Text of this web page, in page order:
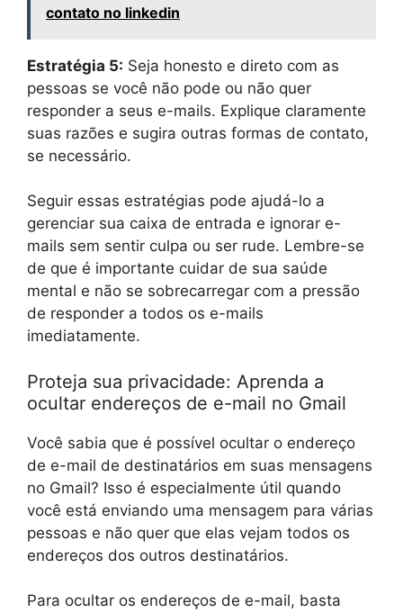
contato no linkedin
Estratégia 5: Seja honesto e direto com as
pessoas se você não pode ou não quer
responder a seus e-mails. Explique claramente
suas razões e sugira outras formas de contato,
se necessário.
Seguir essas estratégias pode ajudá-lo a
gerenciar sua caixa de entrada e ignorar e-
mails sem sentir culpa ou ser rude. Lembre-se
de que é importante cuidar de sua saúde
mental e não se sobrecarregar com a pressão
de responder a todos os e-mails
imediatamente.
Proteja sua privacidade: Aprenda a
ocultar endereços de e-mail no Gmail
Você sabia que é possível ocultar o endereço
de e-mail de destinatários em suas mensagens
no Gmail? Isso é especialmente útil quando
você está enviando uma mensagem para várias
pessoas e não quer que elas vejam todos os
endereços dos outros destinatários.
Para ocultar os endereços de e-mail, basta